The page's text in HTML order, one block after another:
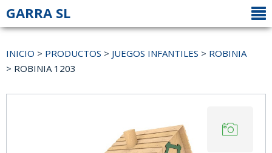
GARRA SL
INICIO > PRODUCTOS > JUEGOS INFANTILES > ROBINIA
> ROBINIA 1203